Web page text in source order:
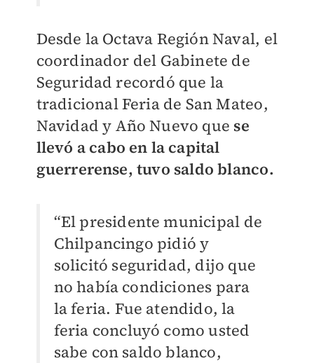
Desde la Octava Región Naval, el
coordinador del Gabinete de
Seguridad recordó que la
tradicional Feria de San Mateo,
Navidad y Año Nuevo que se
llevó a cabo en la capital
guerrerense, tuvo saldo blanco.
“El presidente municipal de
Chilpancingo pidió y
solicitó seguridad, dijo que
no había condiciones para
la feria. Fue atendido, la
feria concluyó como usted
sabe con saldo blanco,